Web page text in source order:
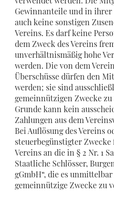
Gewinnanteile und in
auch keine sonstigen
Vereins. Es darf keine
dem Zweck des Vereins
unverhältnismäßig hohe
werden. Die von dem
Überschüsse dürfen den
werden; sie sind
gemeinnützigen Zwecke zu
Grunde kann kein
Zahlungen aus dem
Bei Auflösung des Vereins
steuerbegünstigter Zwecke
Vereins an die in § 2 Nr. 1
Staatliche Schlösser,
gGmbH“, die es
gemeinnützige Zwecke zu